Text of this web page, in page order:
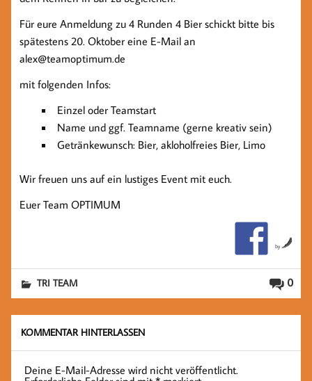
Für eure Anmeldung zu 4 Runden 4 Bier schickt bitte bis
spätestens 20. Oktober eine E-Mail an
alex@teamoptimum.de
mit folgenden Infos:
Einzel oder Teamstart
Name und ggf. Teamname (gerne kreativ sein)
Getränkewunsch: Bier, akloholfreies Bier, Limo
Wir freuen uns auf ein lustiges Event mit euch.
Euer Team OPTIMUM
by
0
TRI TEAM
KOMMENTAR HINTERLASSEN
Deine E-Mail-Adresse wird nicht veröffentlicht.